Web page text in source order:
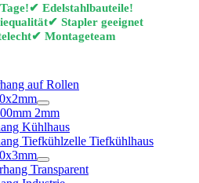
✔ Edelstahlbauteile!
✔ Stapler geeignet
✔ Montageteam
auf Rollen
2mm
Kühlhaus
Tiefkühlzelle Tiefkühlhaus
Transparent